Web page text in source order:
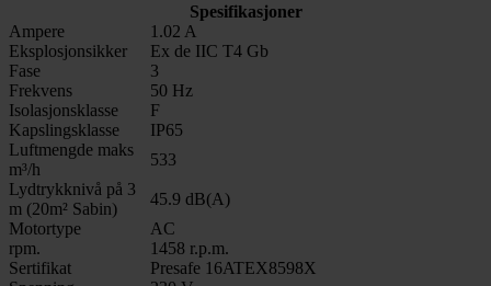
Spesifikasjoner
Ampere
1.02 A
Eksplosjonsikker
Ex de IIC T4 Gb
Fase
3
Frekvens
50 Hz
Isolasjonsklasse
F
Kapslingsklasse
IP65
Luftmengde maks
m³/h
533
Lydtrykknivå på 3
m (20m² Sabin)
45.9 dB(A)
Motortype
AC
rpm.
1458 r.p.m.
Sertifikat
Presafe 16ATEX8598X